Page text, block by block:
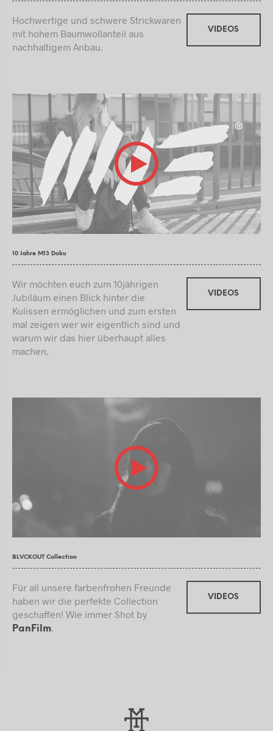
Hochwertige und schwere Strickwaren
mit hohem Baumwollanteil aus
nachhaltigem Anbau.
VIDEOS
10 Jahre M13 Doku
Wir möchten euch zum 10jährigen
Jubiläum einen Blick hinter die
Kulissen ermöglichen und zum ersten
mal zeigen wer wir eigentlich sind und
warum wir das hier überhaupt alles
machen.
VIDEOS
BLVCKOUT Collection
Für all unsere farbenfrohen Freunde
haben wir die perfekte Collection
geschaffen! Wie immer Shot by
PanFilm.
VIDEOS